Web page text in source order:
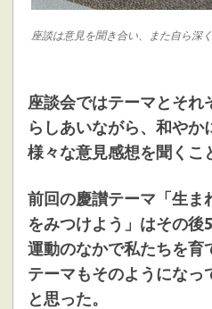
座談は意見を聞き合い、また自ら深
座談会ではテーマとそれ
らしあいながら、和やか
様々な意見感想を聞くこ
前回の慶讃テーマ「生ま
をみつけよう」はその後
運動のなかで私たちを育
テーマもそのようになっ
と思った。